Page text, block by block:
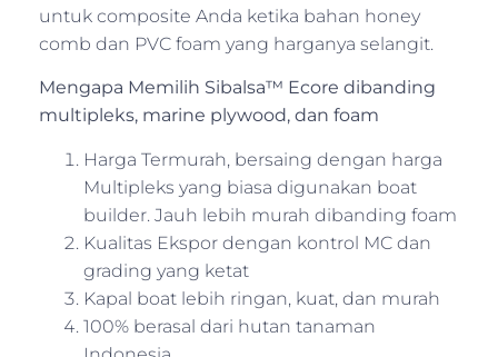
untuk composite Anda ketika bahan honey
comb dan PVC foam yang harganya selangit.
Mengapa Memilih Sibalsa™ Ecore dibanding
multipleks, marine plywood, dan foam
Harga Termurah, bersaing dengan harga
Multipleks yang biasa digunakan boat
builder. Jauh lebih murah dibanding foam
Kualitas Ekspor dengan kontrol MC dan
grading yang ketat
Kapal boat lebih ringan, kuat, dan murah
100% berasal dari hutan tanaman